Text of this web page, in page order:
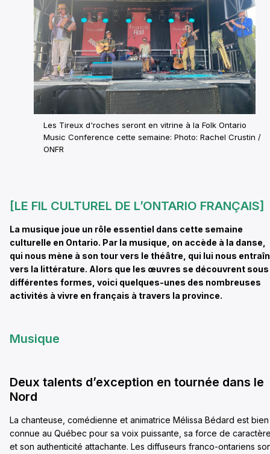
Les Tireux d'roches seront en vitrine à la Folk Ontario
Music Conference cette semaine: Photo: Rachel Crustin /
ONFR
[LE FIL CULTUREL DE L’ONTARIO FRANÇAIS]
La musique joue un rôle essentiel dans cette semaine
culturelle en Ontario. Par la musique, on accède à la danse,
qui nous mène à son tour vers le théâtre, qui lui nous
vers la littérature. Alors que les œuvres se découvrent sous
différentes formes, voici quelques-unes des nombreuses
activités à vivre en français à travers la province.
Musique
Deux talents d’exception en tournée dans le
Nord
La chanteuse, comédienne et animatrice Mélissa Bédard est bien
connue au Québec pour sa voix puissante, sa force de
et son authenticité attachante. Les diffuseurs franco-ontariens